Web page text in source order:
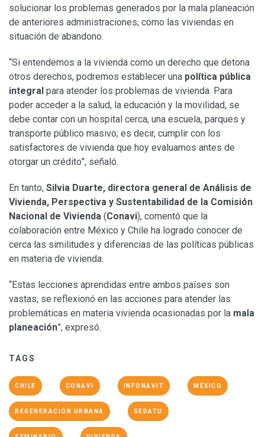
solucionar los problemas generados por la mala planeación
de anteriores administraciones, como las viviendas en
situación de abandono.
“Si entendemos a la vivienda como un derecho que detona
otros derechos, podremos establecer una política pública
integral para atender los problemas de vivienda. Para
poder acceder a la salud, la educación y la movilidad, se
debe contar con un hospital cerca, una escuela, parques y
transporte público masivo; es decir, cumplir con los
satisfactores de vivienda que hoy evaluamos antes de
otorgar un crédito”, señaló.
En tanto, Silvia Duarte, directora general de Análisis de
Vivienda, Perspectiva y Sustentabilidad de la Comisión
Nacional de Vivienda (Conavi), comentó que la
colaboración entre México y Chile ha logrado conocer de
cerca las similitudes y diferencias de las políticas públicas
en materia de vivienda.
“Estas lecciones aprendidas entre ambos países son
vastas, se reflexionó en las acciones para atender las
problemáticas en materia vivienda ocasionadas por la mala
planeación”, expresó.
TAGS
CHILE CONAVI INFONAVIT MÉXICO
REGENERACIÓN URBANA SEDATU